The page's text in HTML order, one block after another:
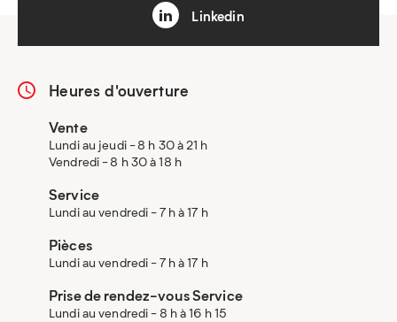
Linkedin
Heures d'ouverture
Vente
Lundi au jeudi - 8 h 30 à 21 h
Vendredi - 8 h 30 à 18 h
Service
Lundi au vendredi - 7 h à 17 h
Pièces
Lundi au vendredi - 7 h à 17 h
Prise de rendez-vous Service
Lundi au vendredi - 8 h à 16 h 15